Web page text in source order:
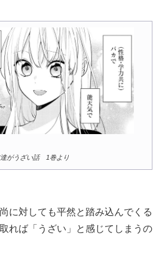
達がうざい話 1巻より
に対しても平然と踏み込んでくる
れば「うざい」と感じてしまうの